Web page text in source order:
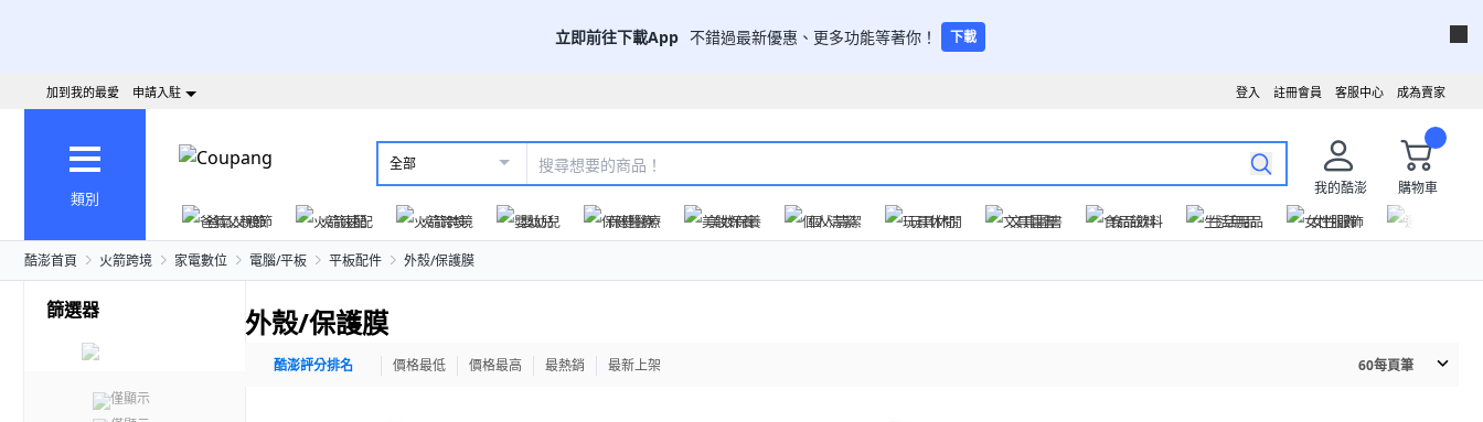
立即前往下載App 不錯過最新優惠、更多功能等著你！ 下載
成為賣家
客服中心
註冊會員
登入
加到我的最愛 申請入駐
類別
全部
我的酷澎
購物車
爸氣父親節
火箭速配 火箭跨境 嬰幼兒 保健醫療 美妝保養 個人清潔 玩具休閒 文具圖書 食品飲料 生活用品 女性服飾
酷澎首頁 火箭跨境 家電數位 電腦/平板 平板配件 外殼/保護膜
篩選器
僅顯示
外殼/保護膜
酷澎評分排名 價格最低 價格最高 最熱銷 最新上架 60每頁筆